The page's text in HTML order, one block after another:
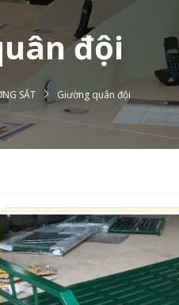
đội
SẮT Giường quân đội